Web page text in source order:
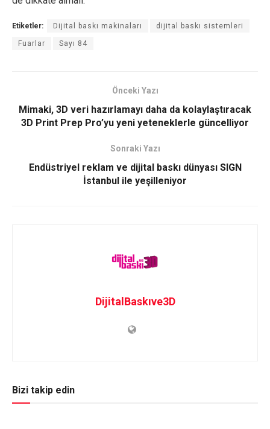
Etiketler: Dijital baskı makinaları dijital baskı sistemleri
Fuarlar Sayı 84
Önceki Yazı
Mimaki, 3D veri hazırlamayı daha da kolaylaştıracak
3D Print Prep Pro’yu yeni yeteneklerle güncelliyor
Sonraki Yazı
Endüstriyel reklam ve dijital baskı dünyası SIGN
İstanbul ile yeşilleniyor
DijitalBaskıve3D
Bizi takip edin